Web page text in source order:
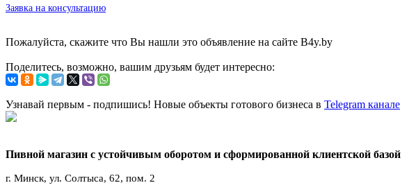
Заявка на консультацию
Пожалуйста, скажите что Вы нашли это объявление на сайте B4y.by
Поделитесь, возможно, вашим друзьям будет интересно:
Узнавай первым - подпишись! Новые объекты готового бизнеса в Telegram канале
Пивной магазин с устойчивым оборотом и сформированной клиентской базой
г. Минск, ул. Солтыса, 62, пом. 2